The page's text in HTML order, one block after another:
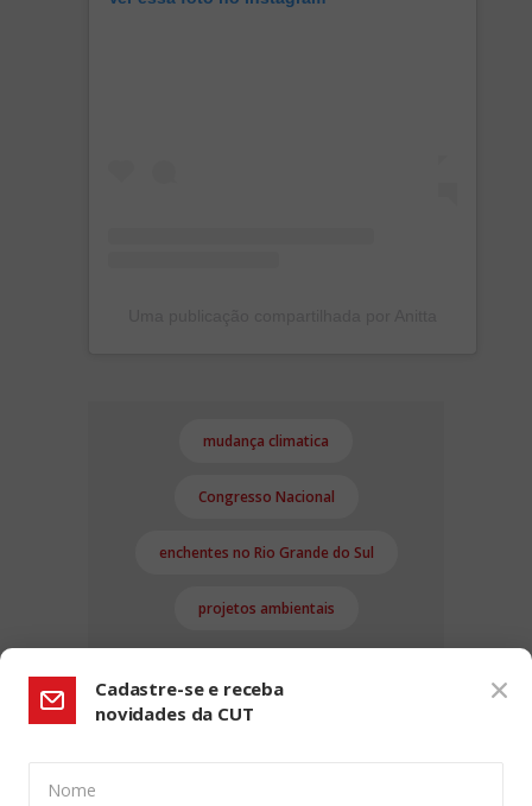
mudança climatica
Congresso Nacional
enchentes no Rio Grande do Sul
projetos ambientais
Cadastre-se e receba
novidades da CUT
Nome